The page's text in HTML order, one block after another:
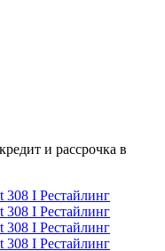
и рассрочка в